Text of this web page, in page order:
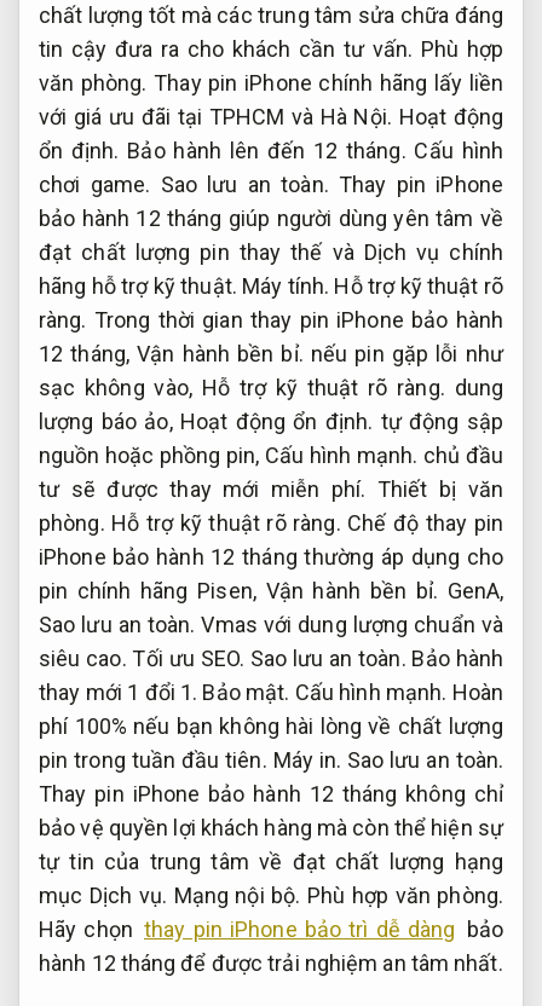
chất lượng tốt mà các trung tâm sửa chữa đáng
tin cậy đưa ra cho khách cần tư vấn. Phù hợp
văn phòng. Thay pin iPhone chính hãng lấy liền
với giá ưu đãi tại TPHCM và Hà Nội. Hoạt động
ổn định. Bảo hành lên đến 12 tháng. Cấu hình
chơi game. Sao lưu an toàn. Thay pin iPhone
bảo hành 12 tháng giúp người dùng yên tâm về
đạt chất lượng pin thay thế và Dịch vụ chính
hãng hỗ trợ kỹ thuật. Máy tính. Hỗ trợ kỹ thuật rõ
ràng. Trong thời gian thay pin iPhone bảo hành
12 tháng,Vận hành bền bỉ. nếu pin gặp lỗi như
sạc không vào, Hỗ trợ kỹ thuật rõ ràng. dung
lượng báo ảo, Hoạt động ổn định. tự động sập
nguồn hoặc phồng pin, Cấu hình mạnh. chủ đầu
tư sẽ được thay mới miễn phí. Thiết bị văn
phòng. Hỗ trợ kỹ thuật rõ ràng. Chế độ thay pin
iPhone bảo hành 12 tháng thường áp dụng cho
pin chính hãng Pisen, Vận hành bền bỉ. GenA,
Sao lưu an toàn. Vmas với dung lượng chuẩn và
siêu cao.Tối ưu SEO. Sao lưu an toàn. Bảo hành
thay mới 1 đổi 1. Bảo mật. Cấu hình mạnh. Hoàn
phí 100% nếu bạn không hài lòng về chất lượng
pin trong tuần đầu tiên. Máy in. Sao lưu an toàn.
Thay pin iPhone bảo hành 12 tháng không chỉ
bảo vệ quyền lợi khách hàng mà còn thể hiện sự
tự tin của trung tâm về đạt chất lượng hạng
mục Dịch vụ. Mạng nội bộ. Phù hợp văn phòng.
Hãy chọn thay pin iPhone bảo trì dễ dàng bảo
hành 12 tháng để được trải nghiệm an tâm nhất.